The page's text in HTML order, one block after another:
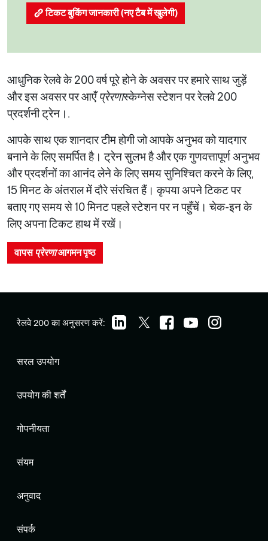
टिकट बुकिंग जानकारी (नए टैब में खुलेगी)
आधुनिक रेलवे के 200 वर्ष पूरे होने के अवसर पर हमारे साथ जुड़ें
और इस अवसर पर आएँप्रेरणास्केग्नेस स्टेशन पर रेलवे 200
प्रदर्शनी ट्रेन।.
आपके साथ एक शानदार टीम होगी जो आपके अनुभव को यादगार
बनाने के लिए समर्पित है। ट्रेन सुलभ है और एक गुणवत्तापूर्ण अनुभव
और प्रदर्शनों का आनंद लेने के लिए समय सुनिश्चित करने के लिए,
15 मिनट के अंतराल में दौरे संरचित हैं। कृपया अपने टिकट पर
बताए गए समय से 10 मिनट पहले स्टेशन पर न पहुँचें। चेक-इन के
लिए अपना टिकट हाथ में रखें।
वापस प्रेरणाआगमन पृष्ठ
रेलवे 200 का अनुसरण करें:
सरल उपयोग
उपयोग की शर्तें
गोपनीयता
संयम
अनुवाद
संपर्क